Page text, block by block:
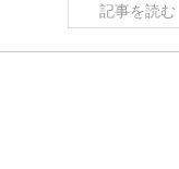
記事を読む